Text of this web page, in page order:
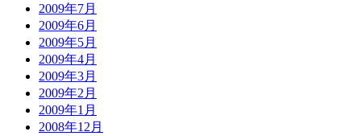
2009年7月
2009年6月
2009年5月
2009年4月
2009年3月
2009年2月
2009年1月
2008年12月